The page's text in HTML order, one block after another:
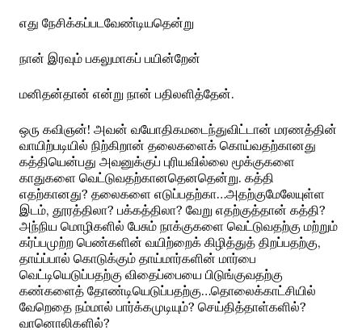
எது நேசிக்கப்படவேண்டியதென்று
நான் இரவும் பகலுமாகப் பயின்றேன்
மனிதன்தான் என்று நான் பதிலளித்தேன்.
ஒரு கவிஞன்! அவன் வயோதிகமடைந்துவிட்டான் மரணத்தின்
வாயிற்படியில் நிற்கிறான் தலைகளைக் கொய்வதற்கானது
கத்தியென்பது அவனுக்குப் புரியவில்லை மூக்குகளை
காதுகளை வெட்டுவதற்கானதெனதென்று. கத்தி
எதற்கானது? தலைகளை எடுப்பதற்கா…அதற்குமேலேயுள்ள
இடம், தூரத்திலா? பக்கத்திலா? வேறு எதற்குத்தான் கத்தி?
அந்நிய மொழிகளில் பேசும் நாக்குகளை வெட்டுவதற்கு மற்றும்
கர்ப்பமுற்ற பெண்களின் வயிற்றைக் கிழித்துத் திறப்பதற்கு,
தாய்ப்பால் கொடுக்கும் தாய்மார்களின் மார்பை
வெட்டியெடுப்பதற்கு விதைப்பையை பிடுங்குவதற்கு
கண்களைத் தோண்டியெடுப்பதற்கு…தொலைக்காட்சியில்
வேறெதை நம்மால் பார்க்கமுடியும்? செய்தித்தாள்களில்?
வானொலிகளில்?